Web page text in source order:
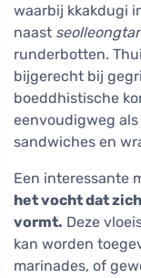
waarbij kkakdugi
naast
runderbotten.
bijgerecht bij
boeddhistische
eenvoudigweg
sandwiches en
Een interessante
het vocht dat
vormt. Deze
kan worden
marinades, of